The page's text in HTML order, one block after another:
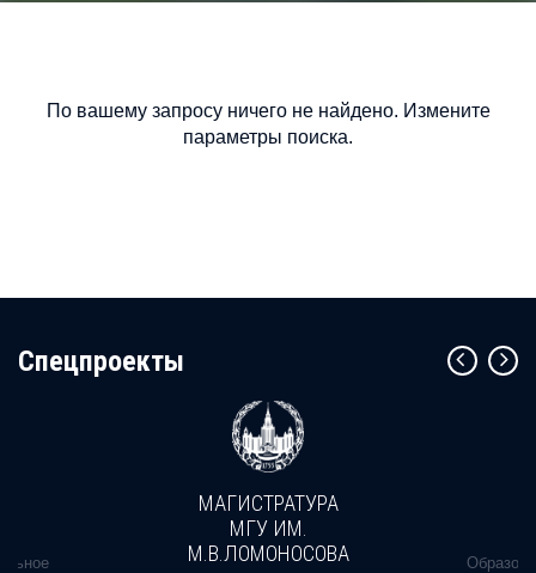
По вашему запросу ничего не найдено. Измените
параметры поиска.
Cпецпроекты
МАГИСТРАТУРА
МГУ ИМ.
М.В.ЛОМОНОСОВА